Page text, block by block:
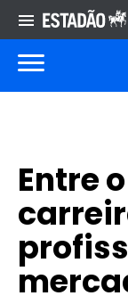
Entre